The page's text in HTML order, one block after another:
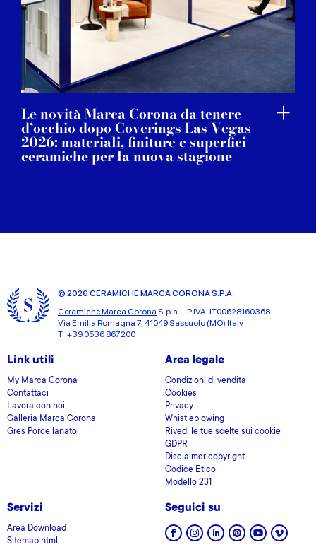
Le novità Marca Corona da tenere
d’occhio dopo Coverings Las Vegas
2026: materiali, finiture e superfici
ceramiche per la nuova stagione
© 2026 CERAMICHE MARCA CORONA S.P.A.
Ceramiche Marca Corona S.p.a. - P.IVA: IT00628160368
Via Emilia Romagna 7, 41049 Sassuolo (MO) Italy
T: +39 0536 867200
Link utili
My Marca Corona
Contattaci
Lavora con noi
Galleria Marca Corona
Gres Porcellanato
Area legale
Condizioni di vendita
Cookies
Privacy
Whistleblowing
Rivedi le tue scelte sui cookie
GDPR
Disclaimer copyright
Codice Etico
Modello 231
Servizi
Area Download
Sitemap html
Seguici su